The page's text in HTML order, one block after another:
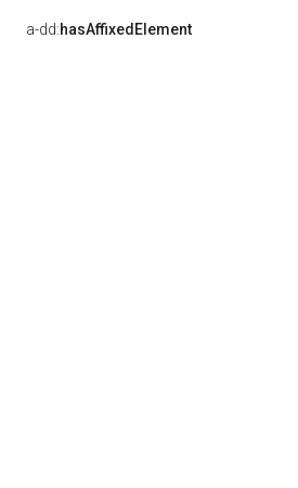
a-dd:hasAffixedElement